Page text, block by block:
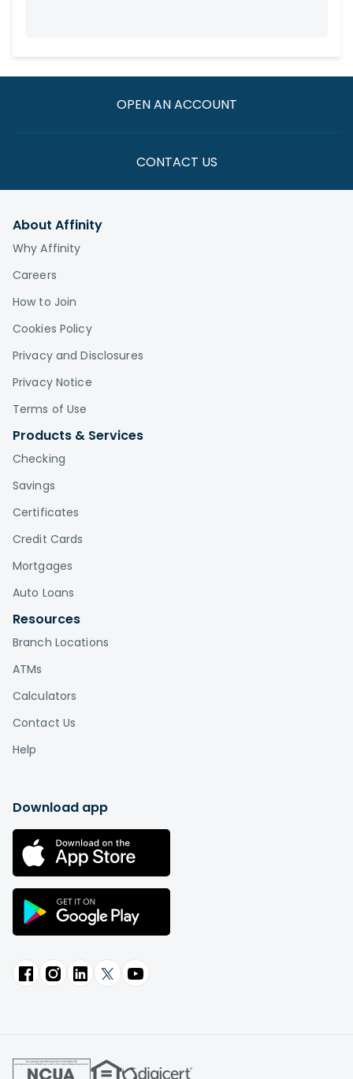
OPEN AN ACCOUNT
CONTACT US
About Affinity
Why Affinity
Careers
How to Join
Cookies Policy
Privacy and Disclosures
Privacy Notice
Terms of Use
Products & Services
Checking
Savings
Certificates
Credit Cards
Mortgages
Auto Loans
Resources
Branch Locations
ATMs
Calculators
Contact Us
Help
Download app